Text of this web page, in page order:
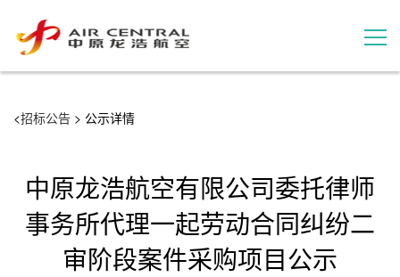
用户案例
联系我们
<招标公告 > 公示详情
中原龙浩航空有限公司委托律师
事务所代理一起劳动合同纠纷二
审阶段案件采购项目公示